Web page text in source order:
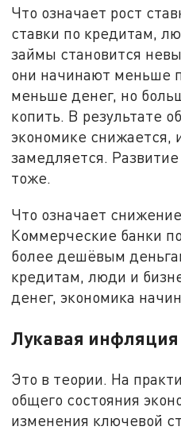
Что означает рост
ставки по кредитам,
займы становится
они начинают меньше
меньше денег, но
копить. В результате
экономике снижается,
замедляется.
тоже.
Что означает
Коммерческие банки
более дешёвым
кредитам, люди и
денег, экономика
Лукавая инфляция
Это в теории. На
общего состояния
изменения ключевой